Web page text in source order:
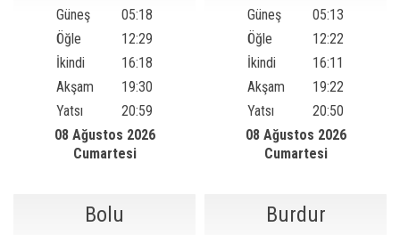
Güneş
05:18
Öğle
12:29
İkindi
16:18
Akşam
19:30
Yatsı
20:59
08 Ağustos 2026
Cumartesi
Güneş
05:13
Öğle
12:22
İkindi
16:11
Akşam
19:22
Yatsı
20:50
08 Ağustos 2026
Cumartesi
Bolu Burdur